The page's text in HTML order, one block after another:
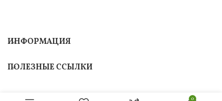
ИНФОРМАЦИЯ
ПОЛЕЗНЫЕ ССЫЛКИ
0